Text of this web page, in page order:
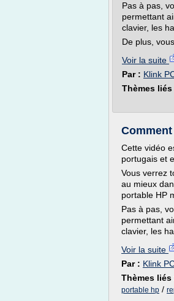
Pas à pas,
permettant
clavier, les
De plus,
Voir la suite
Par : Klink
Thèmes liés
Cette vidéo
portugais et
Vous verrez
au mieux
portable HP
Pas à pas,
permettant
clavier, les
Voir la suite
Par : Klink
Thèmes liés
portable hp /